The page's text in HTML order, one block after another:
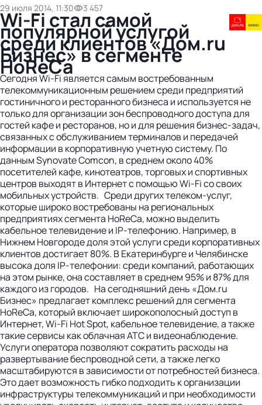
29 июля 2014, 11:30 3 457
Wi-Fi стал самой
популярной услугой
среди клиентов «Дом.ru
Бизнес» в сегменте
HoReCa
Сегодня Wi-Fi является самым востребованным
телекоммуникационным решением среди предприятий
гостиничного и ресторанного бизнеса и используется не
только для организации зон беспроводного доступа для
гостей кафе и ресторанов, но и для решения бизнес-задач,
связанных с обслуживанием терминалов и передачей
информации в корпоративную учетную систему. По
данным Synovate Comcon, в среднем около 40%
посетителей кафе, кинотеатров, торговых и спортивных
центров выходят в Интернет с помощью Wi-Fi со своих
мобильных устройств. Среди других телеком-услуг,
которые широко востребованы на региональных
предприятиях сегмента HoReCa, можно выделить
кабельное телевидение и IP-телефонию. Например, в
Нижнем Новгороде доля этой услуги среди корпоративных
клиентов достигает 80%. В Екатеринбурге и Челябинске
высока доля IP-телефонии: среди компаний, работающих
на этом рынке, она составляет в среднем 95% и 87% для
каждого из городов. На сегодняшний день «Дом.ru
Бизнес» предлагает комплекс решений для сегмента
HoReCa, который включает широкополосный доступ в
Интернет, Wi-Fi Hot Spot, кабельное телевидение, а также
такие сервисы как облачная АТС и видеонаблюдение.
Услуги оператора позволяют сократить расходы на
развертывание беспроводной сети, а также легко
масштабируются в зависимости от потребностей бизнеса.
Это дает возможность гибко подходить к организации
инфраструктуры телекоммуникаций и при необходимости